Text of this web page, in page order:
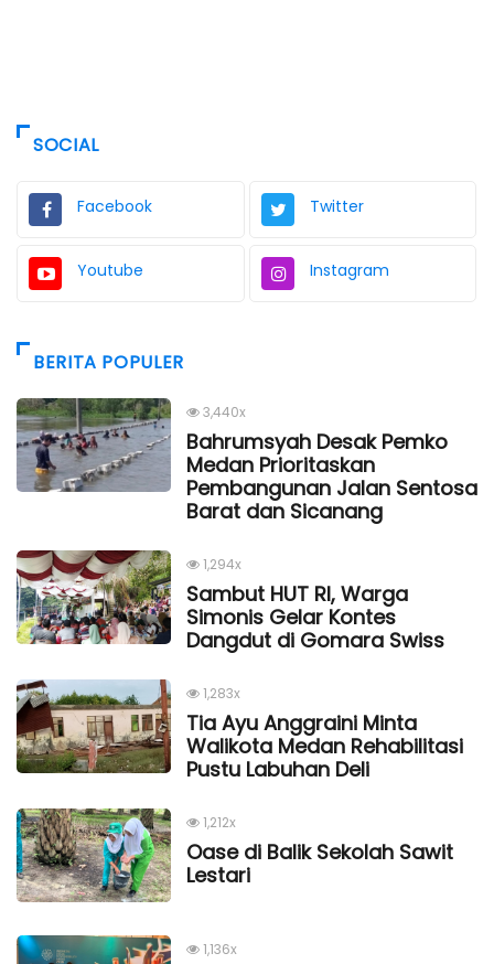
SOCIAL
Facebook Twitter
Youtube Instagram
BERITA POPULER
3,440x
Bahrumsyah Desak Pemko
Medan Prioritaskan
Pembangunan Jalan Sentosa
Barat dan Sicanang
1,294x
Sambut HUT RI, Warga
Simonis Gelar Kontes
Dangdut di Gomara Swiss
1,283x
Tia Ayu Anggraini Minta
Walikota Medan Rehabilitasi
Pustu Labuhan Deli
1,212x
Oase di Balik Sekolah Sawit
Lestari
1,136x